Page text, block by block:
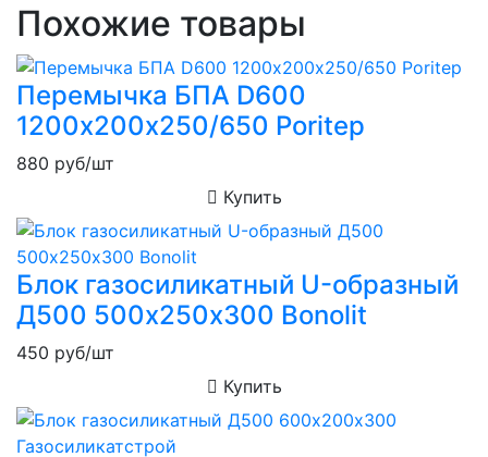
Похожие товары
Перемычка БПА D600
1200х200х250/650 Poritep
880 руб/шт
Купить
Блок газосиликатный U-образный
Д500 500х250х300 Bonolit
450 руб/шт
Купить